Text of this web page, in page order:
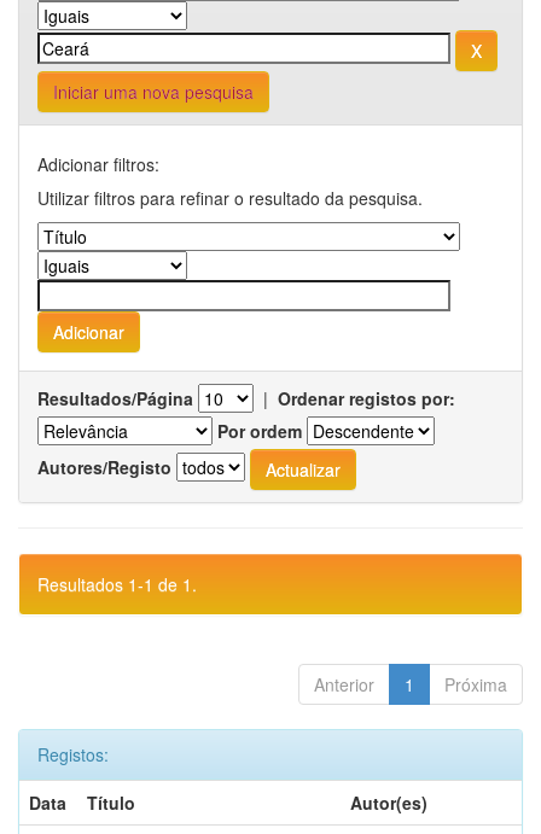
Iniciar uma nova pesquisa
Adicionar filtros:
Utilizar filtros para refinar o resultado da pesquisa.
Resultados/Página | Ordenar registos por:
Por ordem
Autores/Registo
Resultados 1-1 de 1.
Anterior 1 Próxima
Registos:
Data
Título
Autor(es)